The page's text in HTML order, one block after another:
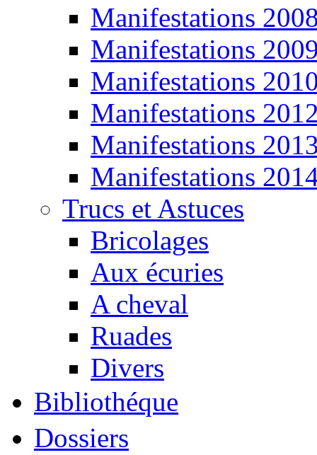
Manifestations
Manifestations
Manifestations
Manifestations
Manifestations
Manifestations
Trucs et Astuces
Bricolages
Aux écuries
A cheval
Ruades
Divers
Bibliothéque
Dossiers